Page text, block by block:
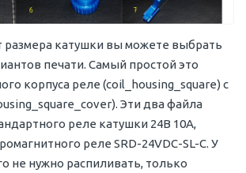
размера катушки вы можете выбрать
печати. Самый простой это
корпуса реле (coil_housing_square) с
Эти два файла
реле катушки 24В 10А,
реле SRD-24VDC-SL-C. У
не нужно распиливать, только